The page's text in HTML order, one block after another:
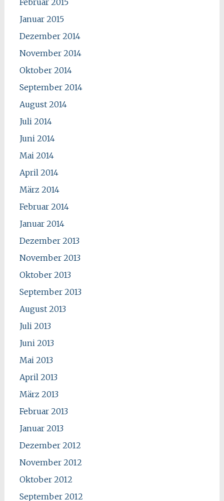
Januar 2015
Dezember 2014
November 2014
Oktober 2014
September 2014
August 2014
Juli 2014
Juni 2014
Mai 2014
April 2014
März 2014
Februar 2014
Januar 2014
Dezember 2013
November 2013
Oktober 2013
September 2013
August 2013
Juli 2013
Juni 2013
Mai 2013
April 2013
März 2013
Februar 2013
Januar 2013
Dezember 2012
November 2012
Oktober 2012
September 2012